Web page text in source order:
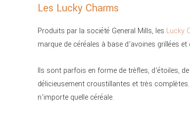
Les Lucky Charms
Produits par la société General Mills, les Lucky
marque de céréales à base d’avoines grillées
Ils sont parfois en forme de trèfles, d’étoiles,
délicieusement croustillantes et très
n’importe quelle céréale.